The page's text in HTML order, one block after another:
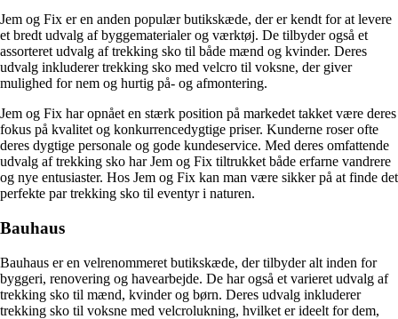
Jem og Fix er en anden populær butikskæde, der er kendt for at levere
et bredt udvalg af byggematerialer og værktøj. De tilbyder også et
assorteret udvalg af trekking sko til både mænd og kvinder. Deres
udvalg inkluderer trekking sko med velcro til voksne, der giver
mulighed for nem og hurtig på- og afmontering.
Jem og Fix har opnået en stærk position på markedet takket være deres
fokus på kvalitet og konkurrencedygtige priser. Kunderne roser ofte
deres dygtige personale og gode kundeservice. Med deres omfattende
udvalg af trekking sko har Jem og Fix tiltrukket både erfarne vandrere
og nye entusiaster. Hos Jem og Fix kan man være sikker på at finde det
perfekte par trekking sko til eventyr i naturen.
Bauhaus
Bauhaus er en velrenommeret butikskæde, der tilbyder alt inden for
byggeri, renovering og havearbejde. De har også et varieret udvalg af
trekking sko til mænd, kvinder og børn. Deres udvalg inkluderer
trekking sko til voksne med velcrolukning, hvilket er ideelt for dem,